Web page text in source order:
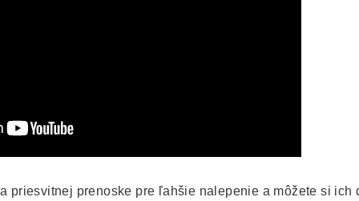
priesvitnej prenoske pre ľahšie nalepenie a môžete si ich